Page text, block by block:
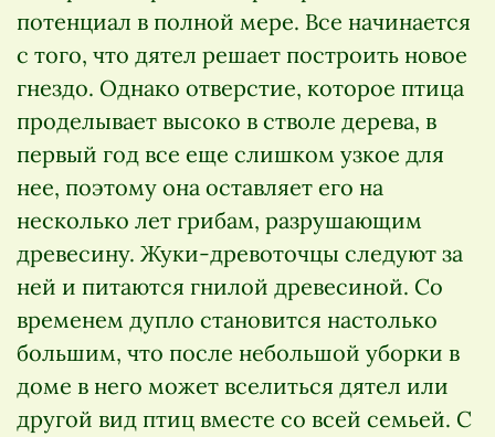
потенциал в полной мере. Все начинается
с того, что дятел решает построить новое
гнездо. Однако отверстие, которое птица
проделывает высоко в стволе дерева, в
первый год все еще слишком узкое для
нее, поэтому она оставляет его на
несколько лет грибам, разрушающим
древесину. Жуки-древоточцы следуют за
ней и питаются гнилой древесиной. Со
временем дупло становится настолько
большим, что после небольшой уборки в
доме в него может вселиться дятел или
другой вид птиц вместе со всей семьей. С